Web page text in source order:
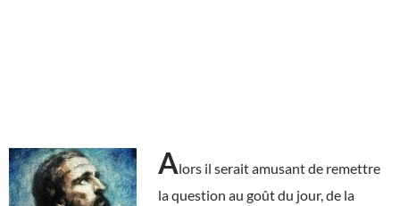
Alors il serait amusant de remettre
la question au goût du jour, de la